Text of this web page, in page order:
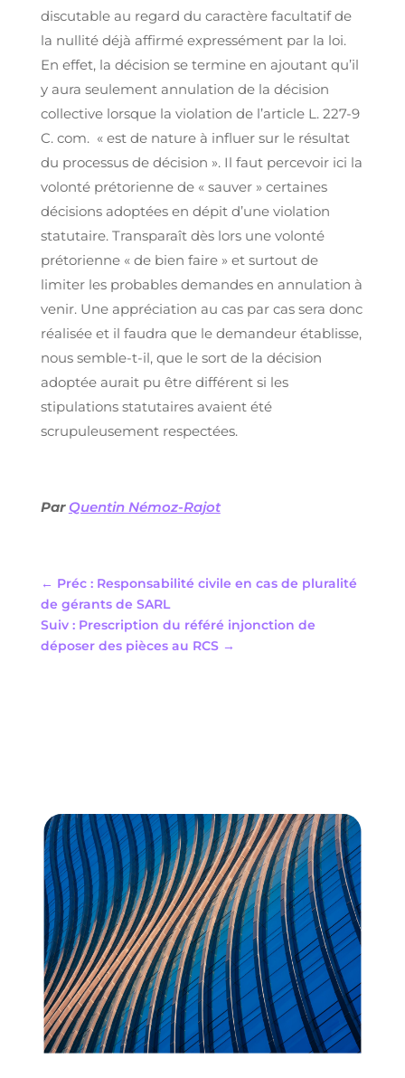
discutable au regard du caractère facultatif de
la nullité déjà affirmé expressément par la loi.
En effet, la décision se termine en ajoutant qu’il
y aura seulement annulation de la décision
collective lorsque la violation de l’article L. 227-9
C. com. « est de nature à influer sur le résultat
du processus de décision ». Il faut percevoir ici la
volonté prétorienne de « sauver » certaines
décisions adoptées en dépit d’une violation
statutaire. Transparaît dès lors une volonté
prétorienne « de bien faire » et surtout de
limiter les probables demandes en annulation à
venir. Une appréciation au cas par cas sera donc
réalisée et il faudra que le demandeur établisse,
nous semble-t-il, que le sort de la décision
adoptée aurait pu être différent si les
stipulations statutaires avaient été
scrupuleusement respectées.
Par Quentin Némoz-Rajot
← Préc : Responsabilité civile en cas de pluralité
de gérants de SARL
Suiv : Prescription du référé injonction de
déposer des pièces au RCS→